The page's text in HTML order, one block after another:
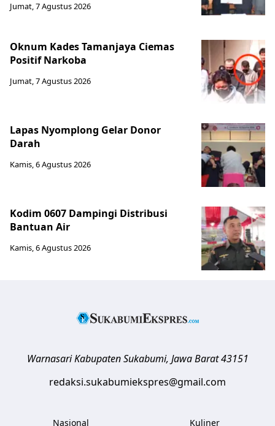
Jumat, 7 Agustus 2026
Oknum Kades Tamanjaya Ciemas
Positif Narkoba
Jumat, 7 Agustus 2026
Lapas Nyomplong Gelar Donor
Darah
Kamis, 6 Agustus 2026
Kodim 0607 Dampingi Distribusi
Bantuan Air
Kamis, 6 Agustus 2026
Warnasari Kabupaten Sukabumi, Jawa Barat 43151
redaksi.sukabumiekspres@gmail.com
Nasional Kuliner